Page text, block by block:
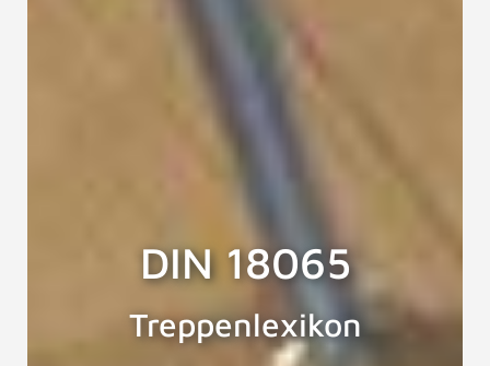
DIN 18065
Treppenlexikon